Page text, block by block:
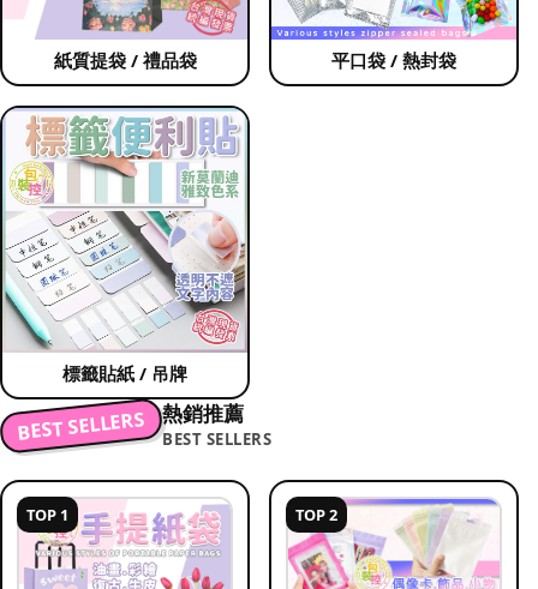
紙質提袋 / 禮品袋 平口袋 / 熱封袋
標籤貼紙 / 吊牌
BEST SELLERS 熱銷推薦
BEST SELLERS
TOP 1 TOP 2